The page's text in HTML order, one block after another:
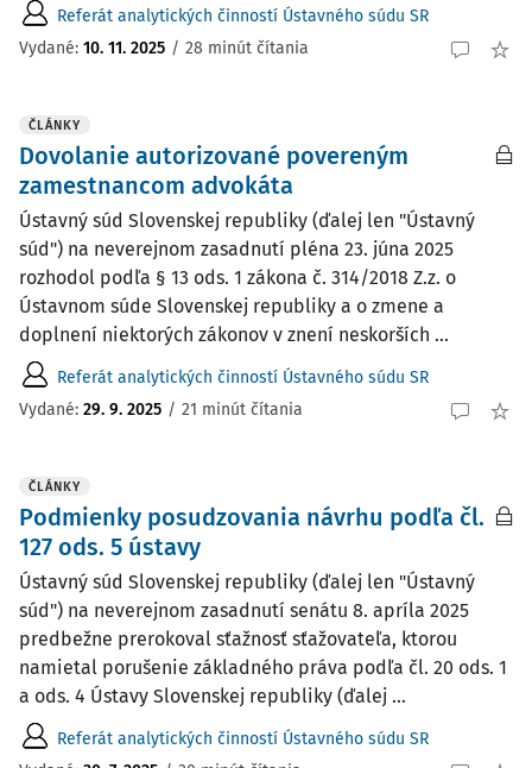
Referát analytických činností Ústavného súdu SR
Vydané: 10. 11. 2025 / 28 minút čítania
ČLÁNKY
Dovolanie autorizované povereným
zamestnancom advokáta
Ústavný súd Slovenskej republiky (ďalej len "Ústavný
súd") na neverejnom zasadnutí pléna 23. júna 2025
rozhodol podľa § 13 ods. 1 zákona č. 314/2018 Z.z. o
Ústavnom súde Slovenskej republiky a o zmene a
doplnení niektorých zákonov v znení neskorších ...
Referát analytických činností Ústavného súdu SR
Vydané: 29. 9. 2025 / 21 minút čítania
ČLÁNKY
Podmienky posudzovania návrhu podľa čl.
127 ods. 5 ústavy
Ústavný súd Slovenskej republiky (ďalej len "Ústavný
súd") na neverejnom zasadnutí senátu 8. apríla 2025
predbežne prerokoval sťažnosť sťažovateľa, ktorou
namietal porušenie základného práva podľa čl. 20 ods. 1
a ods. 4 Ústavy Slovenskej republiky (ďalej ...
Referát analytických činností Ústavného súdu SR